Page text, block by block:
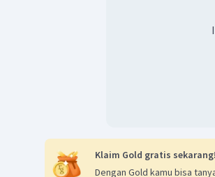
Klaim Gold gratis sekarang!
Dengan Gold kamu bisa